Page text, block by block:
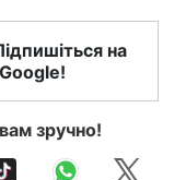
на
зручно!